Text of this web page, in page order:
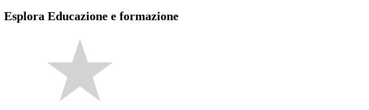
Esplora Educazione e formazione